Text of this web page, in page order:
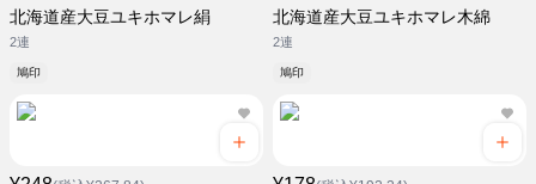
北海道産大豆ユキホマレ絹
2連
鳩印
北海道産大豆ユキホマレ木綿
2連
鳩印